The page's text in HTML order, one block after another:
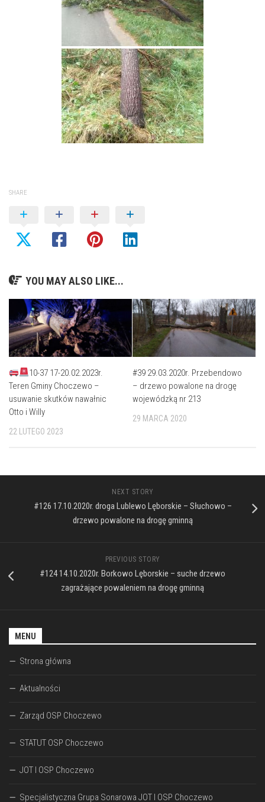
SHARE
YOU MAY ALSO LIKE...
10-37 17-20.02.2023r.
Teren Gminy Choczewo –
usuwanie skutków nawałnic
Otto i Willy
22 LUTEGO 2023
#39 29.03.2020r. Przebendowo
– drzewo powalone na drogę
wojewódzką nr 213
29 MARCA 2020
NEXT STORY
#126 17.10.2020r. droga Lublewo Lęborskie – Słuchowo –
drzewo powalone na drogę gminną
PREVIOUS STORY
#124 14.10.2020r. Borkowo Lęborskie – suche drzewo
zagrażające powaleniem na drogę gminną
MENU
Strona główna
Aktualności
Zarząd OSP Choczewo
STATUT OSP Choczewo
JOT I OSP Choczewo
Specjalistyczna Grupa Sonarowa JOT I OSP Choczewo